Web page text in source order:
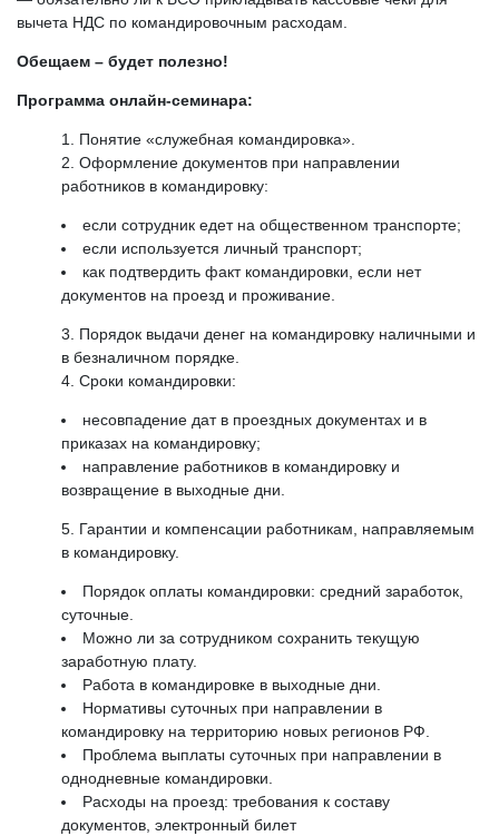
вычета НДС по командировочным расходам.
Обещаем – будет полезно!
Программа онлайн-семинара:
Понятие «служебная командировка».
Оформление документов при направлении
работников в командировку:
если сотрудник едет на общественном транспорте;
если используется личный транспорт;
как подтвердить факт командировки, если нет
документов на проезд и проживание.
Порядок выдачи денег на командировку наличными и
в безналичном порядке.
Сроки командировки:
несовпадение дат в проездных документах и в
приказах на командировку;
направление работников в командировку и
возвращение в выходные дни.
Гарантии и компенсации работникам, направляемым
в командировку.
Порядок оплаты командировки: средний заработок,
суточные.
Можно ли за сотрудником сохранить текущую
заработную плату.
Работа в командировке в выходные дни.
Нормативы суточных при направлении в
командировку на территорию новых регионов РФ.
Проблема выплаты суточных при направлении в
однодневные командировки.
Расходы на проезд: требования к составу
документов, электронный билет